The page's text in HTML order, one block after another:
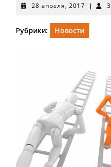
28 апреля, 2017 28
2017
|
Рубрики: Новости